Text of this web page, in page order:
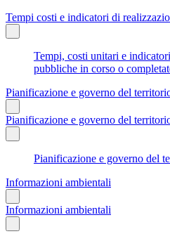
Tempi costi e indicatori di
Tempi, costi unitari e
pubbliche in corso o
Pianificazione e governo del
Pianificazione e governo del
Pianificazione e governo del
Informazioni ambientali
Informazioni ambientali